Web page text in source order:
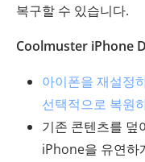
복구할 수 있습니다.
Coolmuster iPhone
아이폰을 재설정
선택적으로 복원
기존 콘텐츠를 덮
iPhone을 유연하